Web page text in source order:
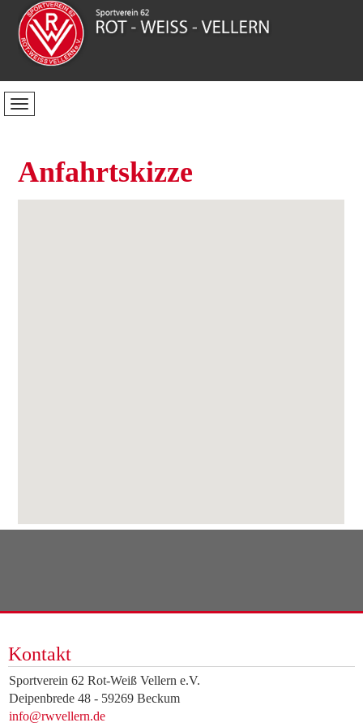
Anfahrtskizze
Kontakt
Sportverein 62 Rot-Weiß Vellern e.V.
Deipenbrede 48 - 59269 Beckum
info@rwvellern.de